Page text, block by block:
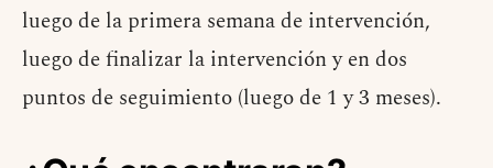
luego de la primera semana de intervención,
luego de finalizar la intervención y en dos
puntos de seguimiento (luego de 1 y 3 meses).